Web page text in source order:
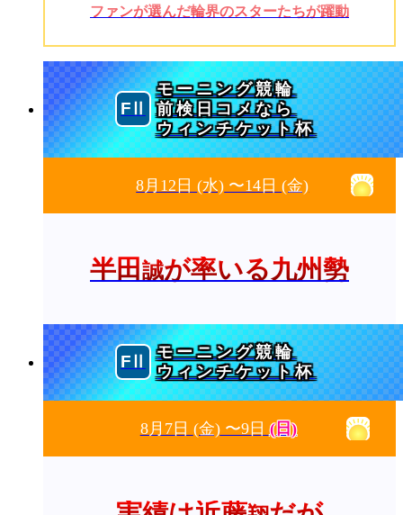
ファンが選んだ輪界のスターたちが躍動
モーニング競輪
前検日コメなら
ウィンチケット杯
8月12日(水) 〜14日(金)
半田誠が率いる九州勢
モーニング競輪
ウィンチケット杯
8月7日 (金)〜9日(日)